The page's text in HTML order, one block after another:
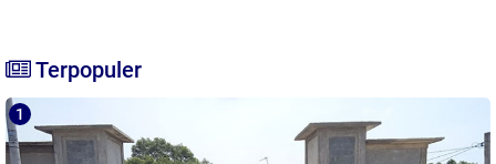
Terpopuler